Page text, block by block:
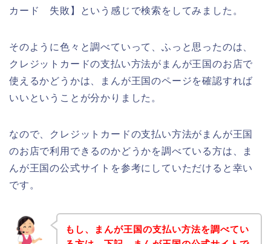
カード 失敗】という感じで検索をしてみました。
そのように色々と調べていって、ふっと思ったのは、
クレジットカードの支払い方法がまんが王国のお店で
使えるかどうかは、まんが王国のページを確認すれば
いいということが分かりました。
なので、クレジットカードの支払い方法がまんが王国
のお店で利用できるのかどうかを調べている方は、ま
んが王国の公式サイトを参考にしていただけると幸い
です。
もし、まんが王国の支払い方法を調べてい